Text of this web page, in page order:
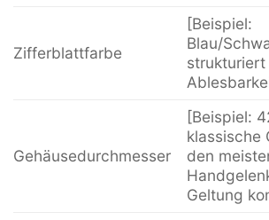
Zifferblattfarbe
[Beispiel:
Blau/
Gehäusedurchmesser
[Beispiel:
klassische
den
Geltung